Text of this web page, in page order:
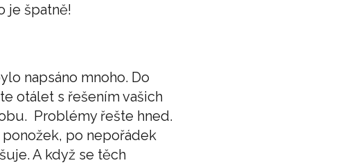
je špatně!
napsáno mnoho. Do
otálet s řešením vašich
Problémy řešte hned.
po nepořádek
A když se těch